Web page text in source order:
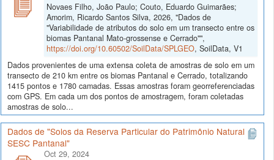
Novaes Filho, João Paulo; Couto, Eduardo Guimarães;
Amorim, Ricardo Santos Silva, 2026, "Dados de
"Variabilidade de atributos do solo em um transecto entre os
biomas Pantanal Mato-grossense e Cerrado"",
https://doi.org/10.60502/SoilData/SPLGEO, SoilData, V1
Dados provenientes de uma extensa coleta de amostras de solo em um
transecto de 210 km entre os biomas Pantanal e Cerrado, totalizando
1415 pontos e 1780 camadas. Essas amostras foram georreferenciadas
com GPS. Em cada um dos pontos de amostragem, foram coletadas
amostras de solo...
Dados de "Solos da Reserva Particular do Patrimônio Natural
SESC Pantanal"
Oct 29, 2024